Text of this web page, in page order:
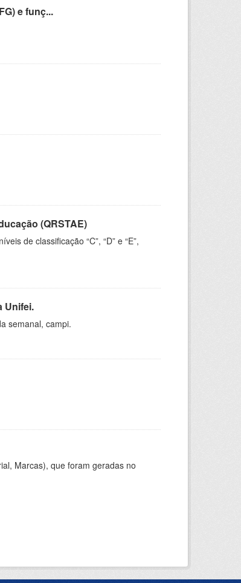
e funç...
(QRSTAE)
de classificação “C”, “D” e “E”,
Unifei.
semanal, campi.
Marcas), que foram geradas no